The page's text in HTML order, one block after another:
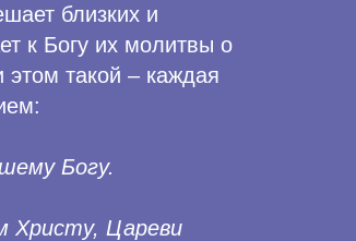
близких и
к Богу их молитвы о
такой – каждая
Богу.
Христу, Цареви